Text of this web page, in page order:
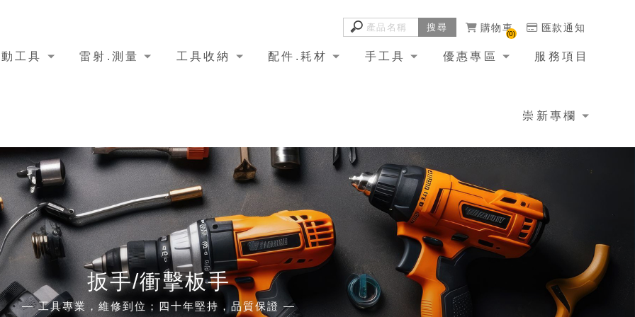
購物車
0
匯款通知
工具 雷射.測量 工具收納 配件.耗材 手工具 優惠專區 服務項目
崇新專欄
扳手/衝擊板手